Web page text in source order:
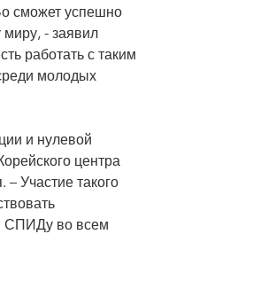
сможет успешно
- заявил
работать с таким
молодых
и нулевой
центра
– Участие такого
СПИДу во всем